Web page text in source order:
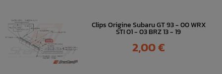
Clips Origine Subaru GT 93 - 00 WRX
STI 01 - 03 BRZ 13 - 19
Prix
2,00 €